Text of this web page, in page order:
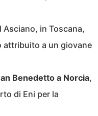
Asciano, in Toscana,
a un giovane
Benedetto a Norcia,
di Eni per la